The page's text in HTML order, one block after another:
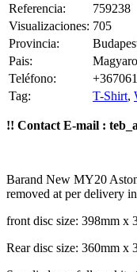
Referencia:
759238
Visualizaciones: 705
Provincia:
Pais:
Teléfono:
Tag:
T-Shirt,
!! Contact E-mail :
Barand New MY20
removed at per delivery
front disc size: 398mm x
Rear disc size: 360mm x